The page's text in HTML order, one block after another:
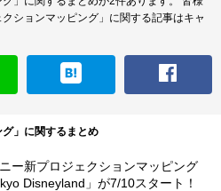
ションマッピング」に関する記事はキャ
グ」に関するまとめ
ー新プロジェクションマッピング
Disneyland」が7/10スタート！